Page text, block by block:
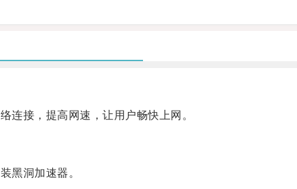
接，提高网速，让用户畅快上网。
黑洞加速器。